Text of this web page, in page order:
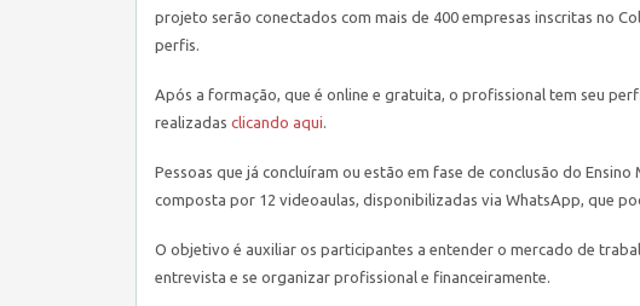
projeto serão conectados com mais de 400 empresas inscritas no
perfis.
Após a formação, que é online e gratuita, o profissional tem seu
realizadas clicando aqui.
Pessoas que já concluíram ou estão em fase de conclusão do
composta por 12 videoaulas, disponibilizadas via WhatsApp, que
O objetivo é auxiliar os participantes a entender o mercado de
entrevista e se organizar profissional e financeiramente.